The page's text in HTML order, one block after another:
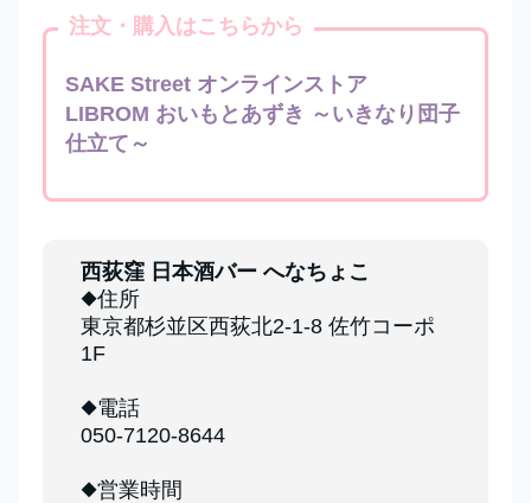
注文・購入はこちらから
SAKE Street オンラインストア
LIBROM おいもとあずき ～いきなり団子
仕立て～
西荻窪 日本酒バー へなちょこ
◆住所
東京都杉並区西荻北2-1-8 佐竹コーポ
1F
◆電話
050-7120-8644
◆営業時間